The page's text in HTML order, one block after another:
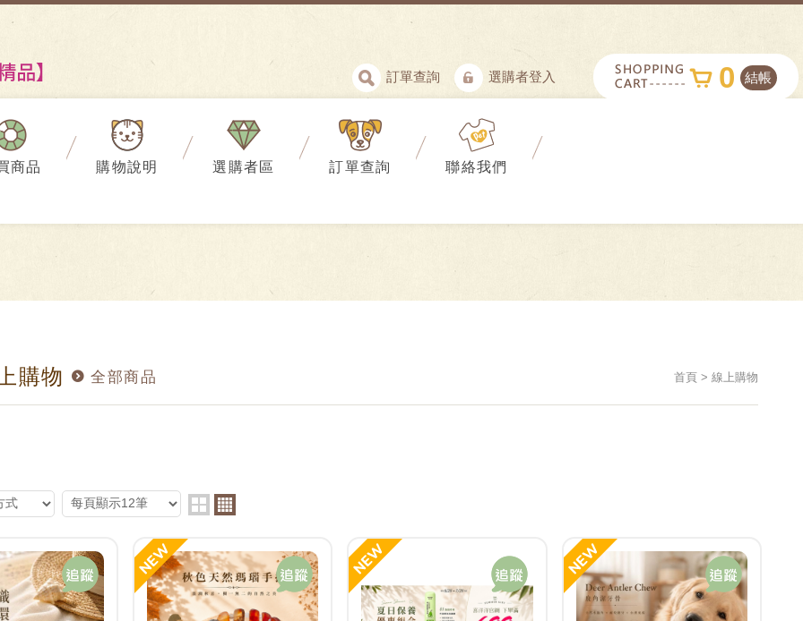
訂單查詢 選購者登入 0 結帳
商品 購物說明 選購者區 訂單查詢 聯絡我們
首頁 線上購物
購物 全部商品